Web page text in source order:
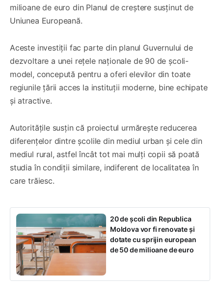
milioane de euro din Planul de creștere susținut de
Uniunea Europeană.
Aceste investiții fac parte din planul Guvernului de
dezvoltare a unei rețele naționale de 90 de școli-
model, concepută pentru a oferi elevilor din toate
regiunile țării acces la instituții moderne, bine echipate
și atractive.
Autoritățile susțin că proiectul urmărește reducerea
diferențelor dintre școlile din mediul urban și cele din
mediul rural, astfel încât tot mai mulți copii să poată
studia în condiții similare, indiferent de localitatea în
care trăiesc.
20 de școli din Republica
Moldova vor fi renovate și
dotate cu sprijin european
de 50 de milioane de euro